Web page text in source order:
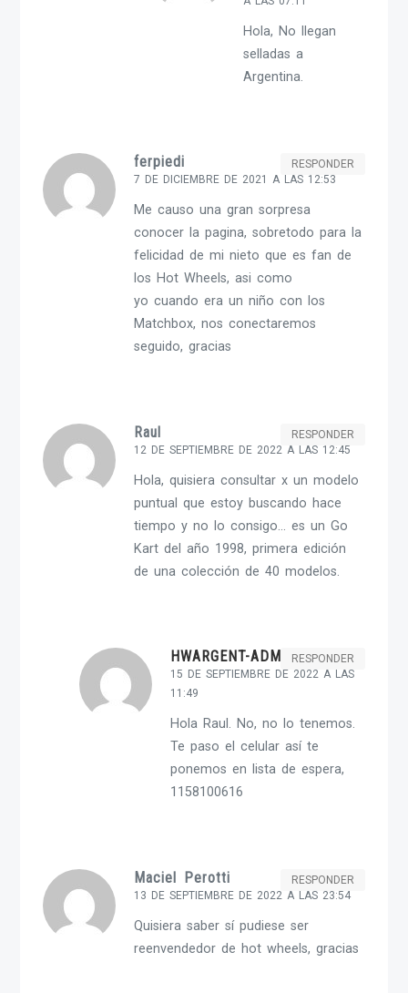
Hola, No llegan
selladas a
Argentina.
ferpiedi
7 DE DICIEMBRE DE 2021 A LAS 12:53
RESPONDER
Me causo una gran sorpresa
conocer la pagina, sobretodo para la
felicidad de mi nieto que es fan de
los Hot Wheels, asi como
yo cuando era un niño con los
Matchbox, nos conectaremos
seguido, gracias
Raul
12 DE SEPTIEMBRE DE 2022 A LAS 12:45
RESPONDER
Hola, quisiera consultar x un modelo
puntual que estoy buscando hace
tiempo y no lo consigo… es un Go
Kart del año 1998, primera edición
de una colección de 40 modelos.
HWARGENT-ADMIN
15 DE SEPTIEMBRE DE 2022 A LAS
11:49
RESPONDER
Hola Raul. No, no lo tenemos.
Te paso el celular así te
ponemos en lista de espera,
1158100616
Maciel Perotti
13 DE SEPTIEMBRE DE 2022 A LAS 23:54
RESPONDER
Quisiera saber sí pudiese ser
reenvendedor de hot wheels, gracias